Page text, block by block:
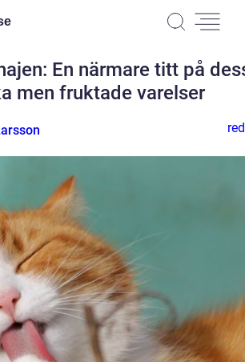
En närmare titt på
men fruktade varelser